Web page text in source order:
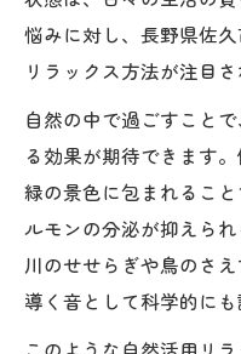
悩みに対し、長野県佐
リラックス方法が注目さ
自然の中で過ごすこと
る効果が期待できます
緑の景色に包まれるこ
ルモンの分泌が抑えられ
川のせせらぎや鳥のさ
導く音として科学的にも